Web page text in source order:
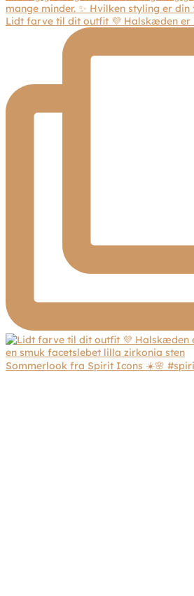
Lidt farve til dit outfit 💜 Halskæden
Sommerlook fra Spirit Icons ☀️🌸